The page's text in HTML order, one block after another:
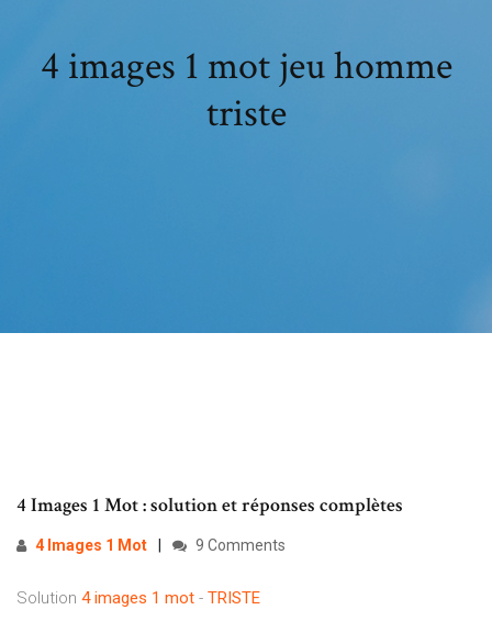
4 images 1 mot jeu homme
triste
4 Images 1 Mot : solution et réponses complètes
4 Images 1 Mot 9 Comments
Solution 4 images 1 mot - TRISTE